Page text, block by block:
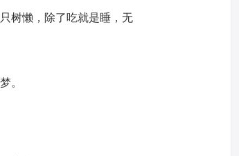
树懒，除了吃就是睡，无
。